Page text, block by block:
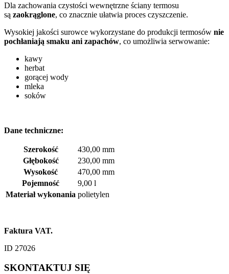
Dla zachowania czystości wewnętrzne ściany termosu
są zaokrąglone, co znacznie ułatwia proces czyszczenie.
Wysokiej jakości surowce wykorzystane do produkcji termosów nie
pochłaniają smaku ani zapachów, co umożliwia serwowanie:
kawy
herbat
gorącej wody
mleka
soków
Dane techniczne:
Szerokość
430,00 mm
Głębokość
230,00 mm
Wysokość
470,00 mm
Pojemność
9,00 l
Materiał wykonania polietylen
Faktura VAT.
ID 27026
SKONTAKTUJ SIĘ